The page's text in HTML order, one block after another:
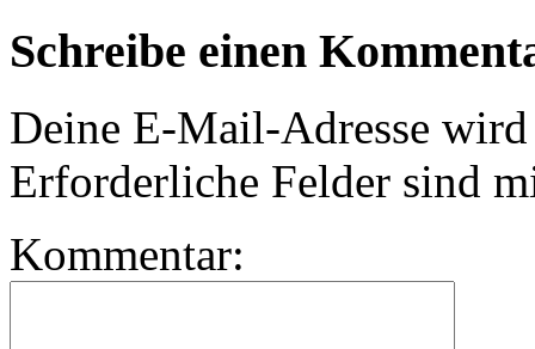
Schreibe einen
Deine E-Mail-Adresse
Erforderliche Felder sind
Kommentar: